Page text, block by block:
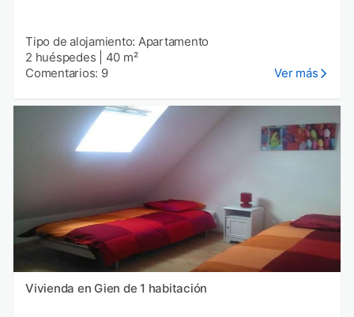
Tipo de alojamiento: Apartamento
2 huéspedes
40 m²
Comentarios: 9
Ver más
Vivienda en Gien de 1 habitación